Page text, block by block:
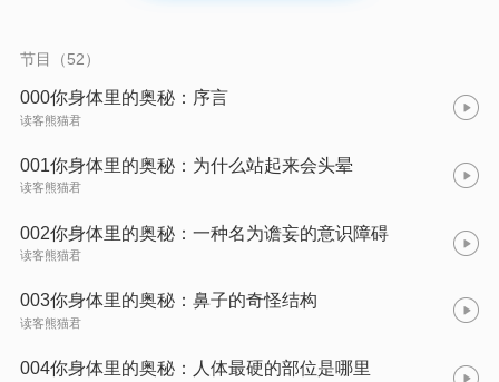
节目（52）
000你身体里的奥秘：序言
读客熊猫君
001你身体里的奥秘：为什么站起来会头晕
读客熊猫君
002你身体里的奥秘：一种名为谵妄的意识障碍
读客熊猫君
003你身体里的奥秘：鼻子的奇怪结构
读客熊猫君
004你身体里的奥秘：人体最硬的部位是哪里